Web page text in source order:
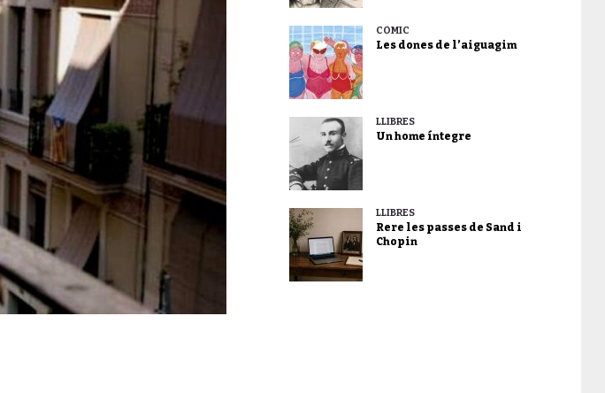
CÒMIC
Les dones de l’aiguagim
LLIBRES
Un home íntegre
LLIBRES
Rere les passes de Sand i
Chopin